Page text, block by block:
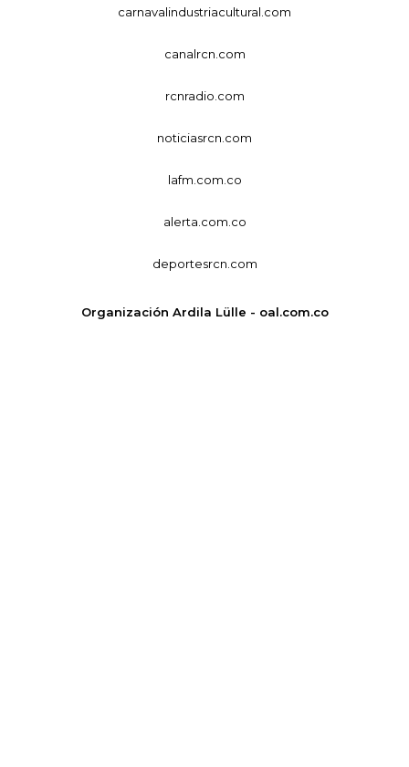
carnavalindustriacultural.com
canalrcn.com
rcnradio.com
noticiasrcn.com
lafm.com.co
alerta.com.co
deportesrcn.com
Organización Ardila Lülle - oal.com.co